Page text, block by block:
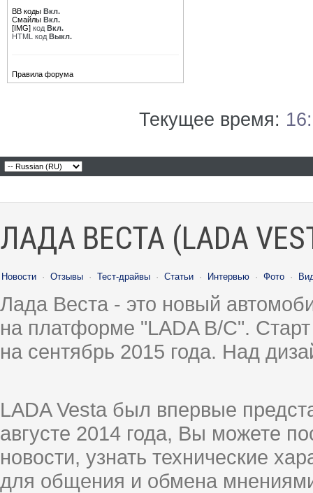
BB коды Вкл.
Смайлы Вкл.
[IMG] код Вкл.
HTML код Выкл.
Правила форума
Текущее время:
ЛАДА ВЕСТА (LADA
Новости · Отзывы · Тест-драйвы · Статьи · Интервью · Фото ·
Лада Веста - это новый
на платформе "LADA B/C".
на сентябрь 2015 года. Над
LADA Vesta был впервые
августе 2014 года, Вы можете
новости, узнать технические
для общения и обмена